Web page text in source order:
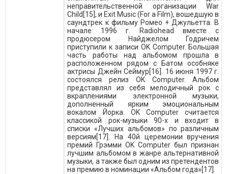
неправительственной организации War
Child[15], и Exit Music (For a Film), вошедшую в
саундтрек к фильму Ромео + Джульетта. В
начале 1996 г. Radiohead вместе с
продюсером Найджелом Годричем
приступили к записи OK Computer. Большая
часть работы над альбомом прошла в
расположенном рядом с Батом особняке
актрисы Джейн Сеймур[16]. 16 июня 1997 г.
состоялся релиз OK Computer. Альбом
представлял из себя мелодичный рок с
вкраплениями электронной музыки,
дополненный ярким эмоциональным
вокалом Йорка. OK Computer считается
классикой рок-музыки 90-х и входит в
списки «Лучших альбомов» по различным
версиям[17]. На 40й церемонии вручения
премий Грэмми OK Computer был признан
лучшим альбомом в жанре альтернативной
музыки, а также был одним из претендентов
на премию в номинации «Альбом года»[17].